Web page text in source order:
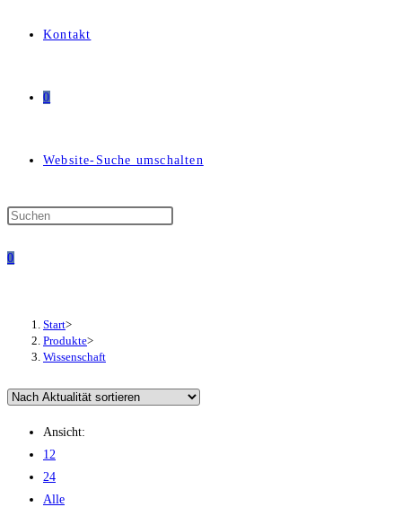
Kontakt
0
Website-Suche umschalten
0
Start>
Produkte>
Wissenschaft
Ansicht:
12
24
Alle